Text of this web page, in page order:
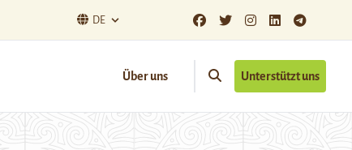
DE
Über uns Unterstützt uns